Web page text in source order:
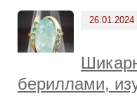
26.01.2024
бериллами,